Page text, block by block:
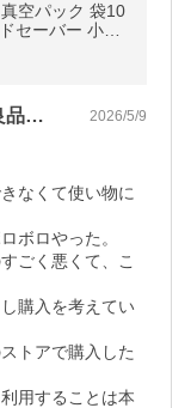
空パック 袋10
セーバー 小型
シーラー フ
説明書が中国語で読めないし、不良品が来た 2026/5/9
なくて使い物に
ボロやった。
ごく悪くて、こ
購入を考えてい
トアで購入した
用することは本